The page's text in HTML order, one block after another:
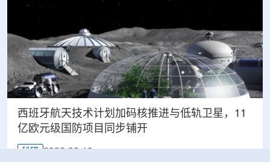
西班牙航天技术计划加码核推进与低轨卫星，11
亿欧元级国防项目同步铺开
科研 2026-08-10